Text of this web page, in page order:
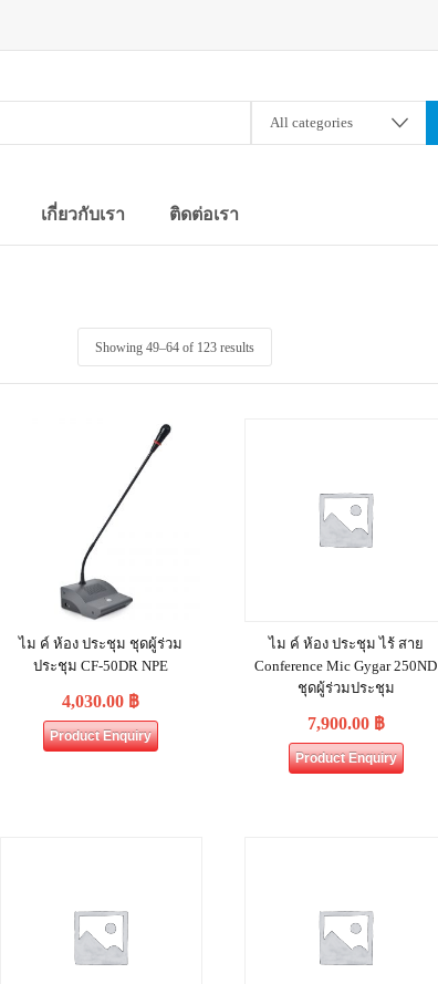
All categories
เกี่ยวกับเรา ติดต่อเรา
Showing 49–64of 123 results
ไม ค์ ห้อง ประชุม ชุดผู้ร่วม
ประชุม CF-50DR NPE
4,030.00 ฿
Product Enquiry
ไม ค์ ห้อง ประชุม ไร้ สาย
Conference Mic Gygar 250ND
ชุดผู้ร่วมประชุม
7,900.00 ฿
Product Enquiry